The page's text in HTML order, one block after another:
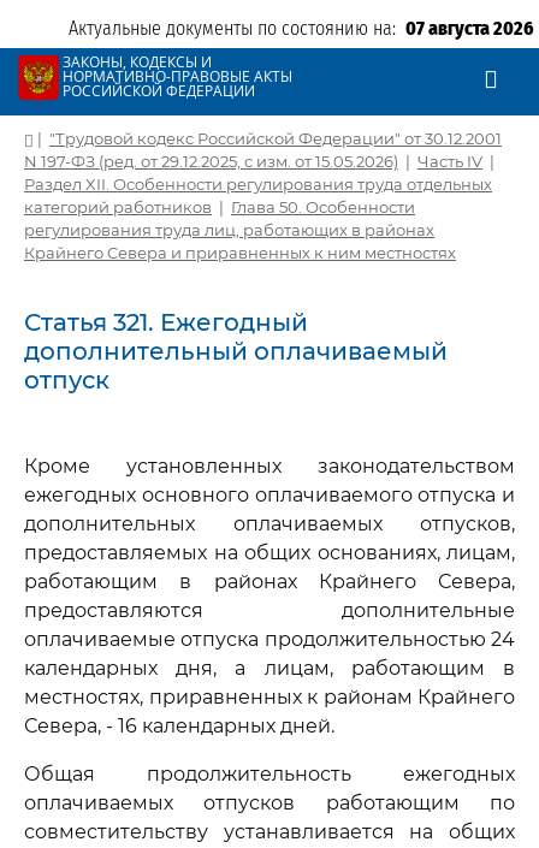
Актуальные документы по состоянию на: 07 августа 2026
ЗАКОНЫ, КОДЕКСЫ И
НОРМАТИВНО-ПРАВОВЫЕ АКТЫ
РОССИЙСКОЙ ФЕДЕРАЦИИ
| "Трудовой кодекс Российской Федерации" от 30.12.2001
N 197-ФЗ (ред. от 29.12.2025, с изм. от 15.05.2026) | Часть IV |
Раздел XII. Особенности регулирования труда отдельных
категорий работников | Глава 50. Особенности
регулирования труда лиц, работающих в районах
Крайнего Севера и приравненных к ним местностях
Статья 321. Ежегодный
дополнительный оплачиваемый
отпуск
Кроме установленных законодательством
ежегодных основного оплачиваемого отпуска и
дополнительных оплачиваемых отпусков,
предоставляемых на общих основаниях, лицам,
работающим в районах Крайнего Севера,
предоставляются дополнительные
оплачиваемые отпуска продолжительностью 24
календарных дня, а лицам, работающим в
местностях, приравненных к районам Крайнего
Севера, - 16 календарных дней.
Общая продолжительность ежегодных
оплачиваемых отпусков работающим по
совместительству устанавливается на общих